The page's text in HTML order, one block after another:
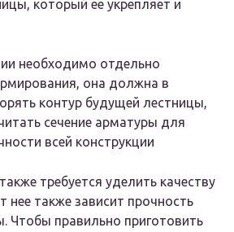
который ее укрепляет и
необходимо отдельно
она должна в
контур будущей лестницы,
сечение арматуры для
всей конструкции
требуется уделить качеству
нее также зависит прочность
Чтобы правильно приготовить